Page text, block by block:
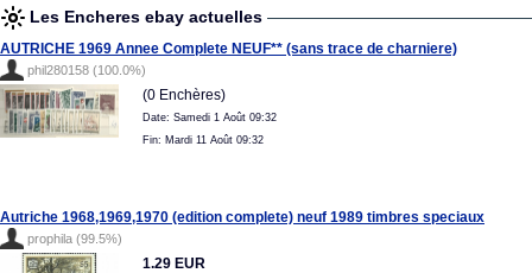
Les Encheres ebay actuelles
AUTRICHE 1969 Annee Complete NEUF** (sans trace de charniere)
phil280158 (100.0%)
(0 Enchères)
Date: Samedi 1 Août 09:32
Fin: Mardi 11 Août 09:32
Autriche 1968,1969,1970 (edition complete) neuf 1989 timbres speciaux
prophila (99.5%)
1.29 EUR